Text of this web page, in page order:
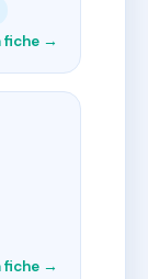
fiche →
fiche →